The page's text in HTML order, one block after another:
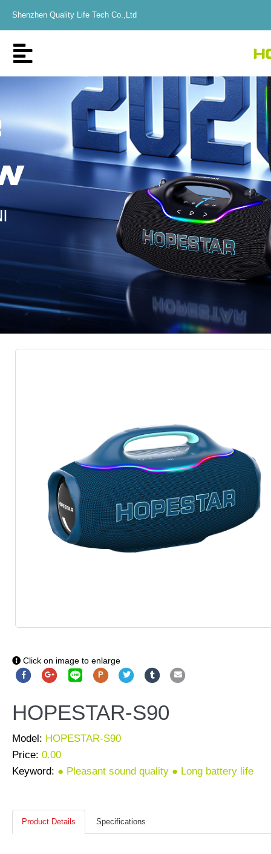
Shenzhen Quality Life Tech Co.,Ltd
Click on image to enlarge
P
HOPESTAR-S90
Model: HOPESTAR-S90
Price: 0.00
Keyword: ● Pleasant sound quality ● Long battery life
Product Details Specifications